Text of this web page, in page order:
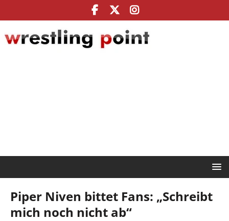
Piper Niven bittet Fans: „Schreibt
mich noch nicht ab“